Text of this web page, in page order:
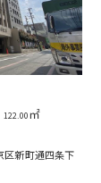
122.00㎡
区新町通四条下